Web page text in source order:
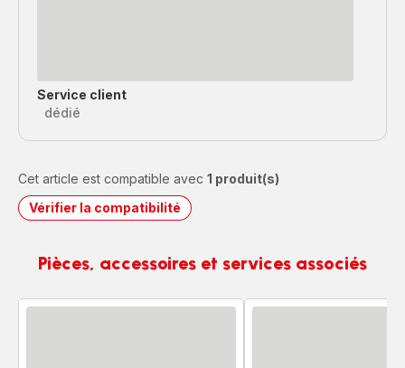
Service client
dédié
Cet article est compatible avec 1 produit(s)
Vérifier la compatibilité
Pièces, accessoires et services associés